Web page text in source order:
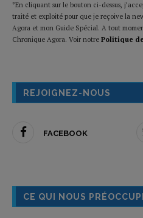
*En cliquant sur le bouton ci-dessus,
traité et exploité pour que je reçoive la
Agora et mon Guide Spécial. A tout
Chronique Agora. Voir notre Politique
REJOIGNEZ-NOUS
FACEBOOK
CE QUI NOUS